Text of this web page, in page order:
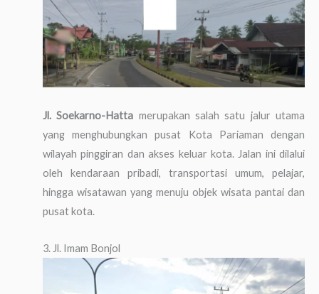
Jl. Soekarno-Hatta merupakan salah satu jalur utama
yang menghubungkan pusat Kota Pariaman dengan
wilayah pinggiran dan akses keluar kota. Jalan ini dilalui
oleh kendaraan pribadi, transportasi umum, pelajar,
hingga wisatawan yang menuju objek wisata pantai dan
pusat kota.
3. Jl. Imam Bonjol